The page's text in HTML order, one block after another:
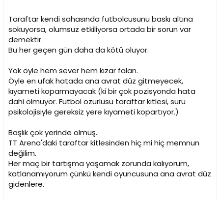
Taraftar kendi sahasında futbolcusunu baskı altına
sokuyorsa, olumsuz etkiliyorsa ortada bir sorun var
demektir.
Bu her geçen gün daha da kötü oluyor.
Yok öyle hem sever hem kızar falan.
Öyle en ufak hatada ana avrat düz gitmeyecek,
kıyameti koparmayacak (ki bir çok pozisyonda hata
dahi olmuyor. Futbol özürlüsü taraftar kitlesi, sürü
psikolojisiyle gereksiz yere kıyameti kopartıyor.)
Başlık çok yerinde olmuş..
TT Arena'daki taraftar kitlesinden hiç mi hiç memnun
değilim.
Her maç bir tartışma yaşamak zorunda kalıyorum,
katlanamıyorum çünkü kendi oyuncusuna ana avrat düz
gidenlere.